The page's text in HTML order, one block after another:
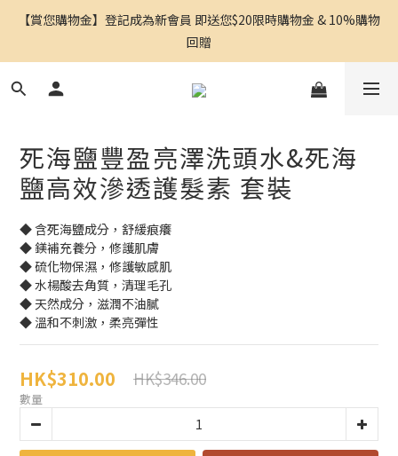
【賞您購物金】登記成為新會員 即送您$20限時購物金 & 10%購物
回贈
死海鹽豐盈亮澤洗頭水&死海
鹽高效滲透護髮素 套裝
◆ 含死海鹽成分，舒緩痕癢
◆ 鎂補充養分，修護肌膚
◆ 硫化物保濕，修護敏感肌
◆ 水楊酸去角質，清理毛孔
◆ 天然成分，滋潤不油膩
◆ 溫和不刺激，柔亮彈性
HK$310.00 HK$346.00
數量